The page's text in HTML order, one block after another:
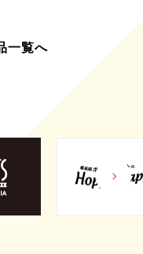
一覧へ